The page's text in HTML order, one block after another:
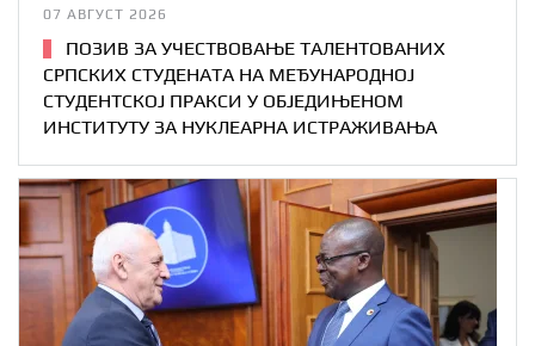
07 АВГУСТ 2026
ПОЗИВ ЗА УЧЕСТВОВАЊЕ ТАЛЕНТОВАНИХ
СРПСКИХ СТУДЕНАТА НА МЕЂУНАРОДНОЈ
СТУДЕНТСКОЈ ПРАКСИ У ОБЈЕДИЊЕНОМ
ИНСТИТУТУ ЗА НУКЛЕАРНА ИСТРАЖИВАЊА